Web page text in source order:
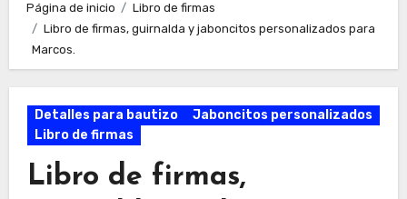
Página de inicio
Libro de firmas
Libro de firmas, guirnalda y jaboncitos personalizados para
Marcos.
Detalles para bautizo
Jaboncitos personalizados
Libro de firmas
Libro de firmas,